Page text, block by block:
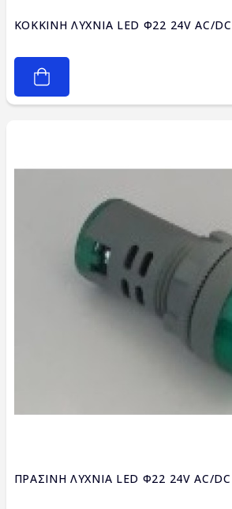
ΚΟΚΚΙΝΗ ΛΥΧΝΙΑ LED Φ22 24V AC/
ΠΡΑΣΙΝΗ ΛΥΧΝΙΑ LED Φ22 24V AC/